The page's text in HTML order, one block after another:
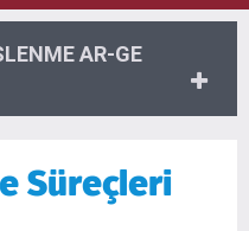
AR-GE
Süreçleri